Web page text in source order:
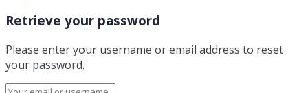
Retrieve your password
Please enter your username or email address to reset
your password.